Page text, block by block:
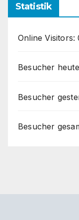
Statistik
Online Visitors:
Besucher
Besucher
Besucher